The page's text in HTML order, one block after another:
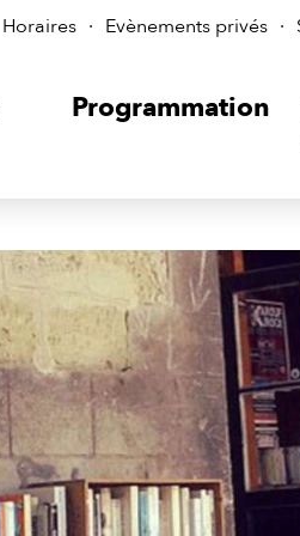
Horaires Evènements privés
Programmation